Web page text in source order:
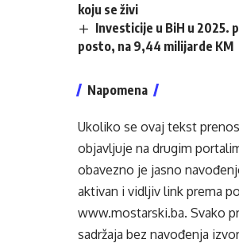
koju se živi
Investicije u BiH u 2025.
posto, na 9,44 milijarde KM
Napomena
Ukoliko se ovaj tekst
objavljuje na drugim
obavezno je jasno
aktivan i vidljiv link prema
www.mostarski.ba. Svako
sadržaja bez navođenja